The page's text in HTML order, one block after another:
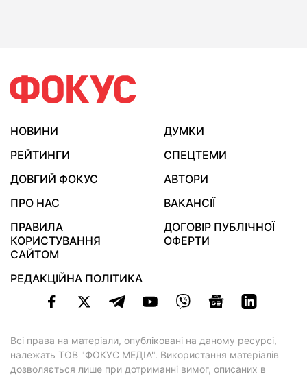
НОВИНИ
ДУМКИ
РЕЙТИНГИ
СПЕЦТЕМИ
ДОВГИЙ ФОКУС
АВТОРИ
ПРО НАС
ВАКАНСІЇ
ПРАВИЛА
КОРИСТУВАННЯ
САЙТОМ
ДОГОВІР ПУБЛІЧНОЇ
ОФЕРТИ
РЕДАКЦІЙНА ПОЛІТИКА
Всі права на матеріали, опубліковані на даному ресурсі,
належать ТОВ "ФОКУС МЕДІА". Використання матеріалів
дозволяється лише при дотриманні вимог, описаних в